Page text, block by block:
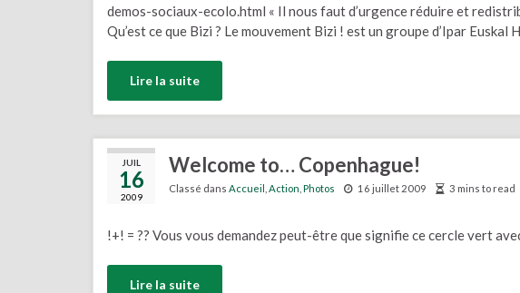
demos-sociaux-ecolo.html « Il nous faut d’urgence réduire et
Qu’est ce que Bizi ? Le mouvement Bizi ! est un groupe d’Ipar Euskal
Lire la suite
JUIL
16
2009
Welcome to… Copenhague!
Classé dans Accueil Action Photos 16 juillet 2009 3 mins to read
!+! = ?? Vous vous demandez peut-être que signifie ce cercle vert
Lire la suite